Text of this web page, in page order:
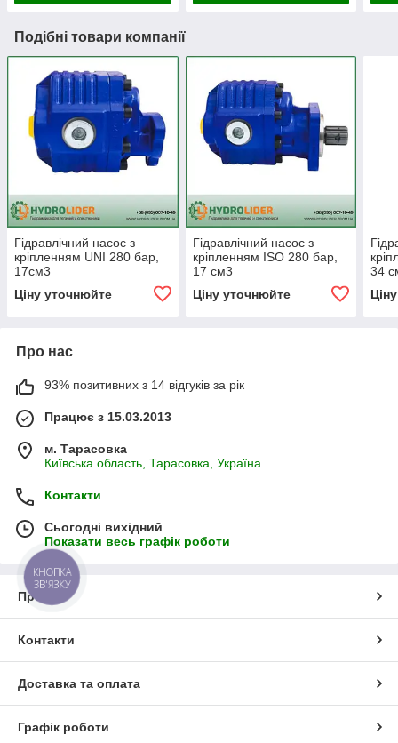
Подібні товари компанії
Гідравлічний насос з
кріпленням UNI 280 бар,
17см3
Ціну уточнюйте
Гідравлічний насос з
кріпленням ISO 280 бар,
17 см3
Ціну уточнюйте
34
Про нас
93% позитивних з 14 відгуків за рік
Працює з 15.03.2013
м. Тарасовка
Київська область, Тарасовка, Україна
Контакти
Сьогодні вихідний
Показати весь графік роботи
Про нас
Контакти
Доставка та оплата
Графік роботи
КНОПКА
ЗВ'ЯЗКУ